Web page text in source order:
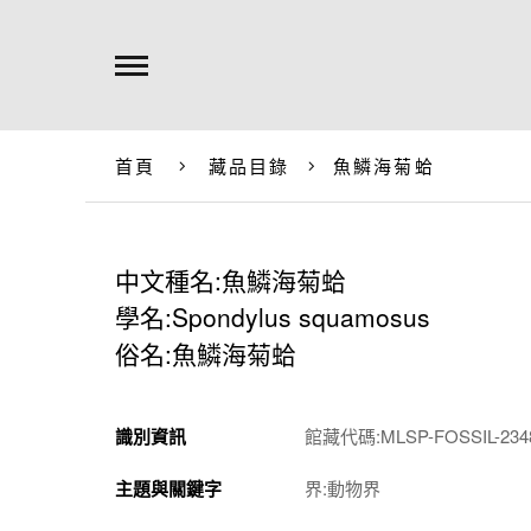
首頁 藏品目錄 魚鱗海菊蛤
中文種名:魚鱗海菊蛤
學名:Spondylus squamosus
俗名:魚鱗海菊蛤
識別資訊 館藏代碼:MLSP-FOSSIL-
主題與關鍵字 界:動物界